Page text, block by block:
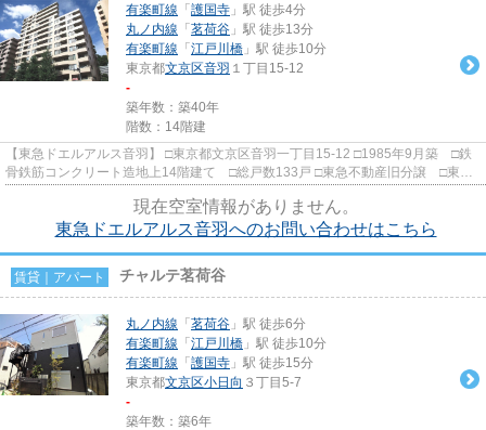
有楽町線 「 護国寺 」駅 徒歩4分
丸ノ内線 「 茗荷谷 」駅 徒歩13分
有楽町線 「 江戸川橋 」駅 徒歩10分
東京都文京区音羽 １丁目15-12
-
築年数：築40年
階数：14階建
【東急ドエルアルス音羽】 □東京都文京区音羽一丁目15-12 □1985年9月築 □鉄
骨鉄筋コンクリート造地上14階建て □総戸数133戸 □東急不動産旧分譲 □東海
現在空室情報がありません。
東急ドエルアルス音羽へのお問い合わせはこちら
賃貸｜アパート チャルテ茗荷谷
丸ノ内線 「 茗荷谷 」駅 徒歩6分
有楽町線 「 江戸川橋 」駅 徒歩10分
有楽町線 「 護国寺 」駅 徒歩15分
東京都文京区小日向 ３丁目5-7
-
築年数：築6年